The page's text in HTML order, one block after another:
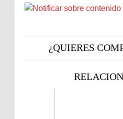
¿QUIERES